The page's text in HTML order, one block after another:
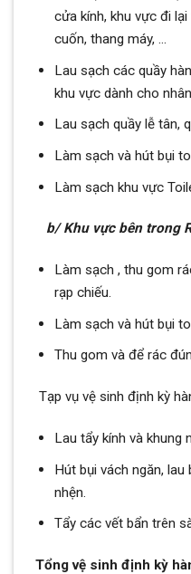
cửa kính, khu vực đi
cuốn, thang máy, …
Lau sạch các quầy
khu vực dành cho
Lau sạch quầy lễ tân,
Làm sạch và hút bụi
Làm sạch khu vực
b/ Khu vực bên trong
Làm sạch , thu gom
rạp chiếu.
Làm sạch và hút bụi
Thu gom và để rác
Tạp vụ vệ sinh định kỳ
Lau tẩy kính và khung
Hút bụi vách ngăn,
nhện.
Tẩy các vết bẩn trên
Tổng vệ sinh định kỳ